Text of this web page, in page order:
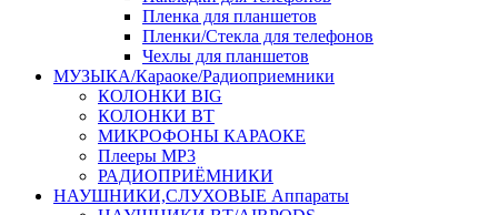
Пленка для планшетов
Пленки/Стекла для телефонов
Чехлы для планшетов
МУЗЫКА/Караоке/Радиоприемники
КОЛОНКИ BIG
КОЛОНКИ BT
МИКРОФОНЫ КАРАОКЕ
Плееры MP3
РАДИОПРИЁМНИКИ
НАУШНИКИ,СЛУХОВЫЕ Аппараты